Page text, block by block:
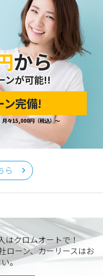
報について訂正・削除・
対応いたします。
の取り扱い、および訂
わせ先は、以下の通りで
お問い合わせは、下記
6818
から
ンが可能!!
ン完備!
月々15,000円（税込）～
ら
はクロムオートで！
ローン、カーリースはお
。